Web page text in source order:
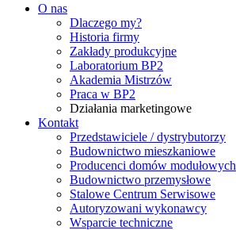
O nas
Dlaczego my?
Historia firmy
Zakłady produkcyjne
Laboratorium BP2
Akademia Mistrzów
Praca w BP2
Działania marketingowe
Kontakt
Przedstawiciele / dystrybutorzy
Budownictwo mieszkaniowe
Producenci domów modułowych
Budownictwo przemysłowe
Stalowe Centrum Serwisowe
Autoryzowani wykonawcy
Wsparcie techniczne